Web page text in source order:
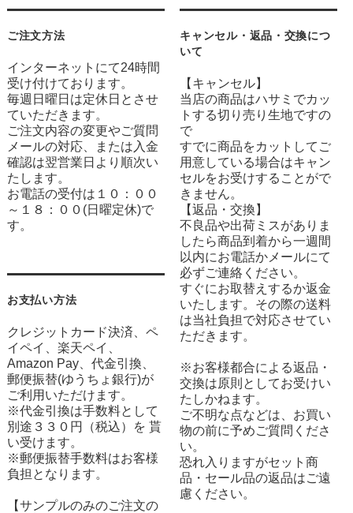
ご注文方法
インターネットにて24時間
受け付けております。
毎週日曜日は定休日とさせ
ていただきます。
ご注文内容の変更やご質問
メールの対応、または入金
確認は翌営業日より順次い
たします。
お電話の受付は１０：００
～１８：００(日曜定休)で
す。
お支払い方法
クレジットカード決済、ペ
イペイ、楽天ペイ、
Amazon Pay、代金引換、
郵便振替(ゆうちょ銀行)が
ご利用いただけます。
※代金引換は手数料として
別途３３０円（税込）を 貰
い受けます。
※郵便振替手数料はお客様
負担となります。
【サンプルのみのご注文の
キャンセル・返品・交換につ
いて
【キャンセル】
当店の商品はハサミでカッ
トする切り売り生地ですの
で
すでに商品をカットしてご
用意している場合はキャン
セルをお受けすることがで
きません。
【返品・交換】
不良品や出荷ミスがありま
したら商品到着から一週間
以内にお電話かメールにて
必ずご連絡ください。
すぐにお取替えするか返金
いたします。その際の送料
は当社負担で対応させてい
ただきます。
※お客様都合による返品・
交換は原則としてお受けい
たしかねます。
ご不明な点などは、お買い
物の前に予めご質問くださ
い。
恐れ入りますがセット商
品・セール品の返品はご遠
慮ください。